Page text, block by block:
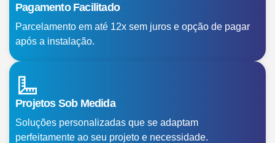
Pagamento Facilitado
Parcelamento em até 12x sem juros e opção de pagar
após a instalação.
Projetos Sob Medida
Soluções personalizadas que se adaptam
perfeitamente ao seu projeto e necessidade.